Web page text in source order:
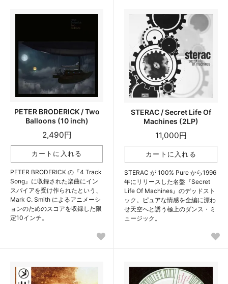
PETER BRODERICK / Two
Balloons (10 inch)
2,490円
PETER BRODERICK の『4 Track
Song』に収録された楽曲にイン
スパイアを受け作られたという、
Mark C. Smith によるアニメーシ
ョンのためのスコアを収録した限
定10インチ。
STERAC / Secret Life Of
Machines (2LP)
11,000円
STERAC が 100% Pure から1996
年にリリースした名盤『Secret
Life Of Machines』のデッドスト
ック。ピュアな情感を全編に漂わ
せ天空へと誘う極上のダンス・ミ
ュージック。